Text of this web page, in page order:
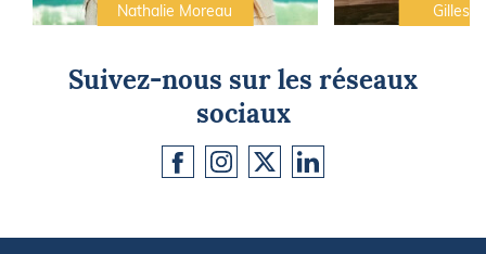
Nathalie Moreau Gilles
Suivez-nous sur les réseaux
sociaux